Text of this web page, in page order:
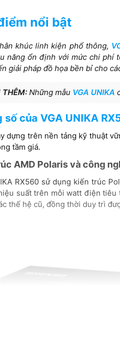
đồ họa
RX 560
nối
/ DP / DVI
nổi bật
khúc linh kiện phổ thông,
năng ổn định với mức chi phí
giải pháp đồ họa bền bỉ cho
THÊM: Những mẫu VGA UNIKA
số của VGA UNIKA
dựng trên nền tảng kỹ thuật
tầm giá.
AMD Polaris và công
RX560 sử dụng kiến trúc
suất trên mỗi watt điện
thế hệ cũ, đồng thời duy trì